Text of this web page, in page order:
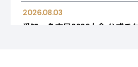
名古屋内）
〒461-0005 名古屋市東区東桜2-
2026.08.03
愛知・名古屋2026大会 公式チ